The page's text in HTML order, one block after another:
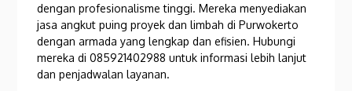
dengan profesionalisme tinggi. Mereka menyediakan
jasa angkut puing proyek dan limbah di Purwokerto
dengan armada yang lengkap dan efisien. Hubungi
mereka di 085921402988 untuk informasi lebih lanjut
dan penjadwalan layanan.